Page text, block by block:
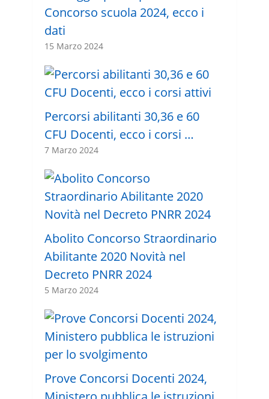
Concorso scuola 2024, ecco i
dati
15 Marzo 2024
Percorsi abilitanti 30,36 e 60
CFU Docenti, ecco i corsi …
7 Marzo 2024
Abolito Concorso Straordinario
Abilitante 2020 Novità nel
Decreto PNRR 2024
5 Marzo 2024
Prove Concorsi Docenti 2024,